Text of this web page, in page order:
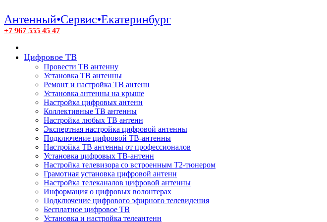
Антенный•Сервис•Екатеринбург
+7 967 555 45 47
Цифровое ТВ
Провести ТВ антенну
Установка ТВ антенны
Ремонт и настройка ТВ антенн
Установка антенны на крыше
Настройка цифровых антенн
Коллективные ТВ антенны
Настройка любых ТВ антенн
Экспертная настройка цифровой антенны
Подключение цифровой ТВ-антенны
Настройка ТВ антенны от профессионалов
Установка цифровых ТВ-антенн
Настройка телевизора со встроенным T2-тюнером
Грамотная установка цифровой антенн
Настройка телеканалов цифровой антенны
Информация о цифровых волонтерах
Подключение цифрового эфирного телевидения
Бесплатное цифровое ТВ
Установка и настройка телеантенн